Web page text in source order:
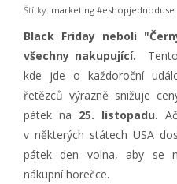
Štítky: marketing #eshopjednoduse
Black Friday neboli
všechny nakupující.
kde jde o každoroční
řetězců výrazně snižuje
pátek na 25. listopadu.
v některých státech USA
pátek den volna, aby se
nákupní horečce.